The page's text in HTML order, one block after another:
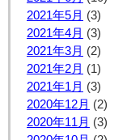
2021年5月 (3)
2021年4月 (3)
2021年3月 (2)
2021年2月 (1)
2021年1月 (3)
2020年12月 (2)
2020年11月 (3)